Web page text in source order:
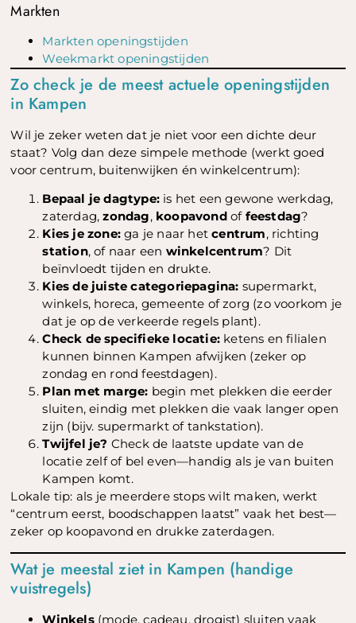
Markten
Markten openingstijden
Weekmarkt openingstijden
Zo check je de meest actuele openingstijden
in Kampen
Wil je zeker weten dat je niet voor een dichte deur
staat? Volg dan deze simpele methode (werkt goed
voor centrum, buitenwijken én winkelcentrum):
Bepaal je dagtype: is het een gewone werkdag,
zaterdag,zondag, koopavondof feestdag?
Kies je zone: ga je naar hetcentrum, richting
station, of naar een winkelcentrum? Dit
beïnvloedt tijden en drukte.
Kies de juiste categoriepagina: supermarkt,
winkels, horeca, gemeente of zorg (zo voorkom je
dat je op de verkeerde regels plant).
Check de specifieke locatie: ketens en filialen
kunnen binnen Kampen afwijken (zeker op
zondag en rond feestdagen).
Plan met marge: begin met plekken die eerder
sluiten, eindig met plekken die vaak langer open
zijn (bijv. supermarkt of tankstation).
Twijfel je? Check de laatste update van de
locatie zelf of bel even—handig als je van buiten
Kampen komt.
Lokale tip: als je meerdere stops wilt maken, werkt
“centrum eerst, boodschappen laatst” vaak het best—
zeker op koopavond en drukke zaterdagen.
Wat je meestal ziet in Kampen (handige
vuistregels)
Winkels(mode, cadeau, drogist) sluiten vaak